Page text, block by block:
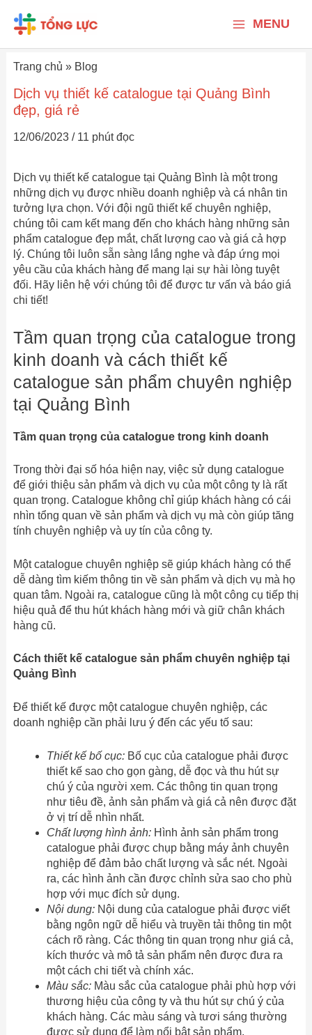
dung
Menu
MENU
Trang chủ » Blog
Dịch vụ thiết kế catalogue tại Quảng Bình
đẹp, giá rẻ
12/06/2023 / 11 phút đọc
Dịch vụ thiết kế catalogue tại Quảng Bình là một trong
những dịch vụ được nhiều doanh nghiệp và cá nhân tin
tưởng lựa chọn. Với đội ngũ thiết kế chuyên nghiệp,
chúng tôi cam kết mang đến cho khách hàng những sản
phẩm catalogue đẹp mắt, chất lượng cao và giá cả hợp
lý. Chúng tôi luôn sẵn sàng lắng nghe và đáp ứng mọi
yêu cầu của khách hàng để mang lại sự hài lòng tuyệt
đối. Hãy liên hệ với chúng tôi để được tư vấn và báo giá
chi tiết!
Tầm quan trọng của catalogue trong
kinh doanh và cách thiết kế
catalogue sản phẩm chuyên nghiệp
tại Quảng Bình
Tầm quan trọng của catalogue trong kinh doanh
Trong thời đại số hóa hiện nay, việc sử dụng catalogue
để giới thiệu sản phẩm và dịch vụ của một công ty là rất
quan trọng. Catalogue không chỉ giúp khách hàng có cái
nhìn tổng quan về sản phẩm và dịch vụ mà còn giúp tăng
tính chuyên nghiệp và uy tín của công ty.
Một catalogue chuyên nghiệp sẽ giúp khách hàng có thể
dễ dàng tìm kiếm thông tin về sản phẩm và dịch vụ mà họ
quan tâm. Ngoài ra, catalogue cũng là một công cụ tiếp thị
hiệu quả để thu hút khách hàng mới và giữ chân khách
hàng cũ.
Cách thiết kế catalogue sản phẩm chuyên nghiệp tại
Quảng Bình
Để thiết kế được một catalogue chuyên nghiệp, các
doanh nghiệp cần phải lưu ý đến các yếu tố sau:
Thiết kế bố cục:Bố cục của catalogue phải được
thiết kế sao cho gọn gàng, dễ đọc và thu hút sự
chú ý của người xem. Các thông tin quan trọng
như tiêu đề, ảnh sản phẩm và giá cả nên được đặt
ở vị trí dễ nhìn nhất.
Chất lượng hình ảnh:Hình ảnh sản phẩm trong
catalogue phải được chụp bằng máy ảnh chuyên
nghiệp để đảm bảo chất lượng và sắc nét. Ngoài
ra, các hình ảnh cần được chỉnh sửa sao cho phù
hợp với mục đích sử dụng.
Nội dung:Nội dung của catalogue phải được viết
bằng ngôn ngữ dễ hiểu và truyền tải thông tin một
cách rõ ràng. Các thông tin quan trọng như giá cả,
kích thước và mô tả sản phẩm nên được đưa ra
một cách chi tiết và chính xác.
Màu sắc:Màu sắc của catalogue phải phù hợp với
thương hiệu của công ty và thu hút sự chú ý của
khách hàng. Các màu sáng và tươi sáng thường
được sử dụng để làm nổi bật sản phẩm.